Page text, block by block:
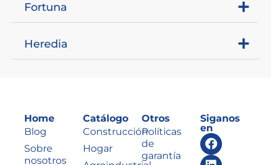
Fortuna
Heredia
Home
Blog
Sobre
nosotros
Catálogo
Construcción
Hogar
Otros
Políticas
de
garantía
Siganos
en